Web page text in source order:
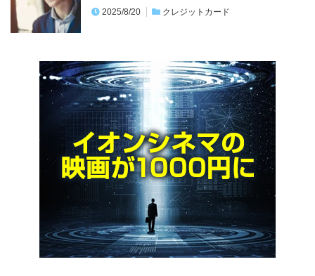
2025/8/20 クレジットカード